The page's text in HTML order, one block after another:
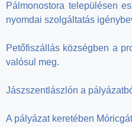
Pálmonostora településen
nyomdai szolgáltatás
Petőfiszállás községben a
valósul meg.
Jászszentlászlón a
A pályázat keretében